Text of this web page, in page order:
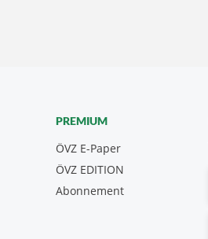
PREMIUM
ÖVZ E-Paper
Abonnement
ÖVZ EDITION